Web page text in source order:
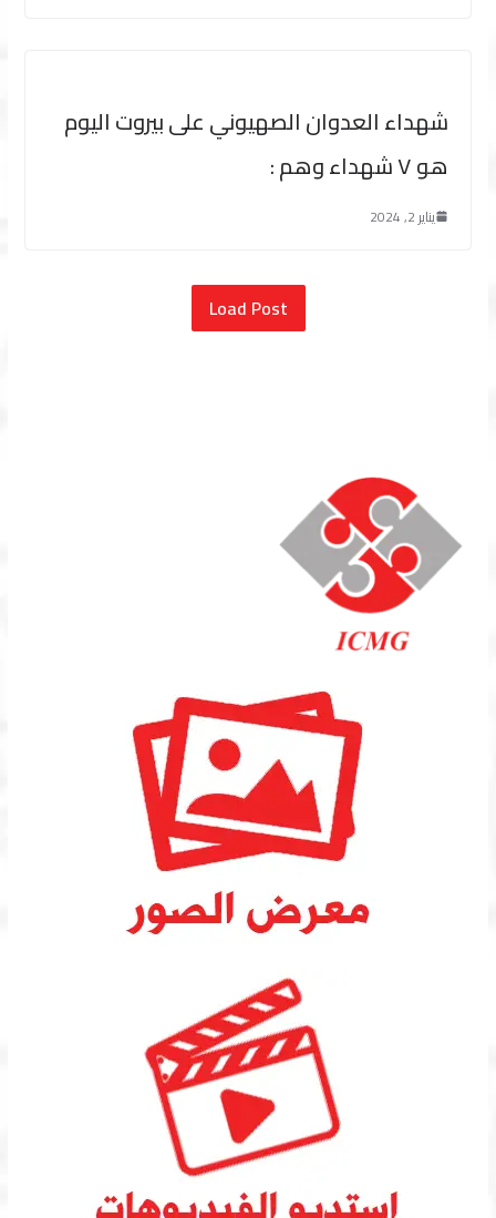
شهداء العدوان الصهيوني على بيروت اليوم
هو ٧ شهداء وهم :
يناير 2, 2024
Load Post